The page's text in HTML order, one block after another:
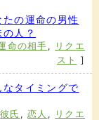
たの運命の男性
人？
命の相手,
リクエ
スト
]
なタイミングで
彼氏 ,恋人 ,
リクエ